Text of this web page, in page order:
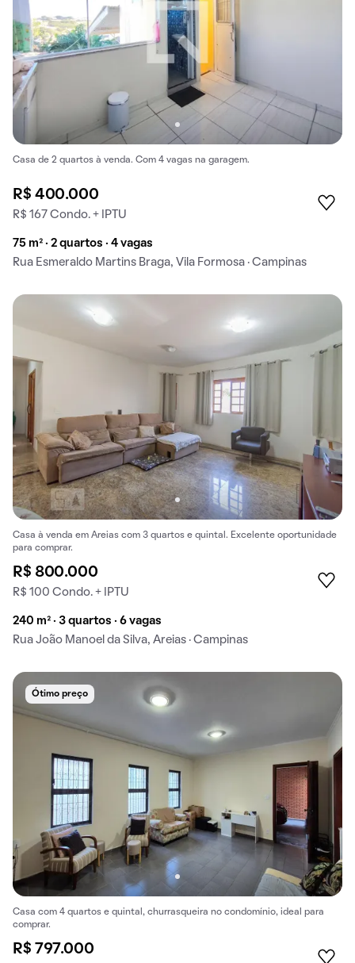
Casa de 2 quartos à venda. Com 4 vagas na garagem.
R$ 400.000
R$ 167 Condo. + IPTU
75 m² · 2 quartos · 4 vagas
Rua Esmeraldo Martins Braga, Vila Formosa · Campinas
Casa à venda em Areias com 3 quartos e quintal. Excelente oportunidade
para comprar.
R$ 800.000
R$ 100 Condo. + IPTU
240 m² · 3 quartos · 6 vagas
Rua João Manoel da Silva, Areias · Campinas
Ótimo preço
Casa com 4 quartos e quintal, churrasqueira no condomínio, ideal para
comprar.
R$ 797.000